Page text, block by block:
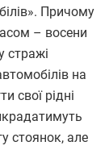
Причому
– восени
стражі
на
свої рідні
стоянок, але